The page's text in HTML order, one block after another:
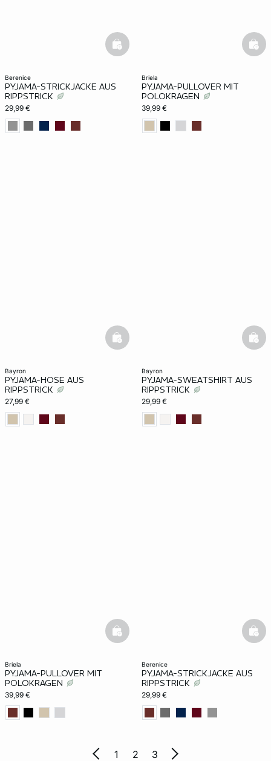
berenice
PYJAMA-STRICKJACKE AUS
RIPPSTRICK
29,99 €
basketfull
briela
PYJAMA-PULLOVER MIT
POLOKRAGEN
39,99 €
bayron
PYJAMA-HOSE AUS
RIPPSTRICK
27,99 €
basketfull
bayron
PYJAMA-SWEATSHIRT AUS
RIPPSTRICK
29,99 €
briela
PYJAMA-PULLOVER MIT
POLOKRAGEN
39,99 €
basketfull
berenice
PYJAMA-STRICKJACKE AUS
RIPPSTRICK
29,99 €
1 2 3